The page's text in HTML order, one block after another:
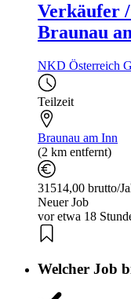
Verkäufer
Braunau
NKD Österreich
Teilzeit
Braunau am Inn
(2 km entfernt)
31514,00 brutto/
Neuer Job
vor etwa 18
Welcher Job